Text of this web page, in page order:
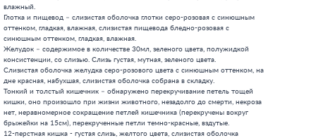
влажный.
Глотка и пищевод – слизистая оболочка глотки серо-розовая с синюшным
оттенком, гладкая, влажная, слизистая пищевода бледно-розовая с
синюшным оттенком, гладкая, влажная.
Желудок – содержимое в количестве 30мл, зеленого цвета, полужидкой
консистенции, со слизью. Слизь густая, мутная, зеленого цвета.
Слизистая оболочка желудка серо-розового цвета с синюшным оттенком, на
дне красная, набухшая, слизистая оболочка собрана в складку.
Тонкий и толстый кишечник – обнаружено перекручивание петель тощей
кишки, оно произошло при жизни животного, незадолго до смерти, некроза
нет, неравномерное сокращение петлей кишечника (перекручены вокруг
брыжейки на 15см), перекрученные петли темно-красные, вздутые.
12-перстная кишка - густая слизь, желтого цвета, слизистая оболочка